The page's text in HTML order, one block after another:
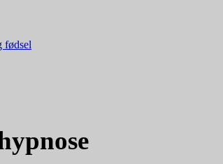
fødsel